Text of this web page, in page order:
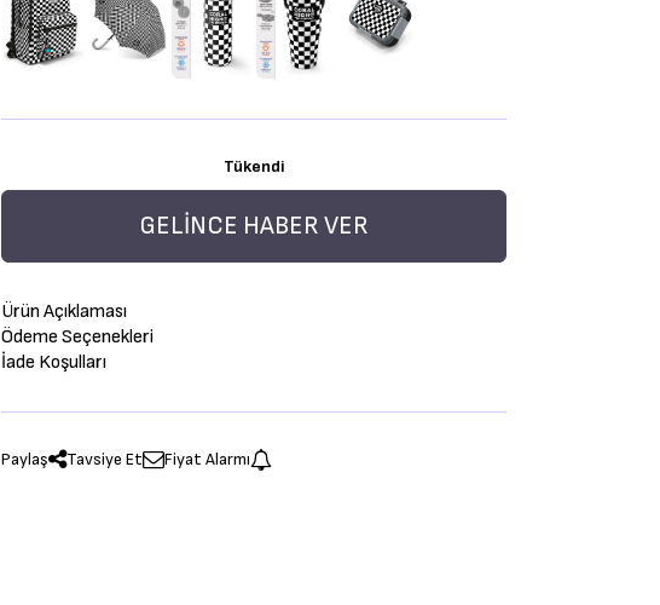
Tükendi
GELINCE HABER VER
Ürün Açıklaması
Ödeme Seçenekleri
İade Koşulları
Paylaş Tavsiye Et Fiyat Alarmı